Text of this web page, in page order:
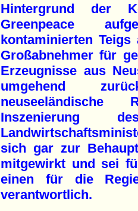
Hintergrund der
Greenpeace
kontaminierten
Großabnehmer für
Erzeugnisse aus
umgehend
neuseeländische
Inszenierung
sich gar zur
mitgewirkt und sei
einen für die
verantwortlich.